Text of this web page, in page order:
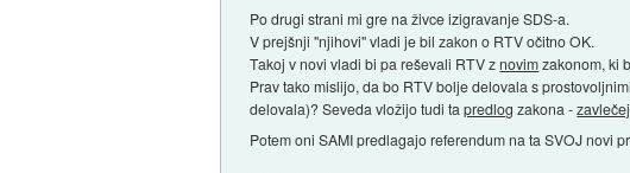
Po drugi strani mi gre na živce izigravanje SDS-a.
V prejšnji "njihovi" vladi je bil zakon o RTV očitno OK.
Takoj v novi vladi bi pa reševali RTV znovimzakonom, ki
Prav tako mislijo, da bo RTV bolje delovala s
delovala)? Seveda vložijo tudi tapredlog zakona -
Potem oni SAMI predlagajo referendum na ta SVOJ novi